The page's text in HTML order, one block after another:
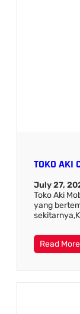
TOKO AKI
July 27,
Toko Aki
yang
Read More